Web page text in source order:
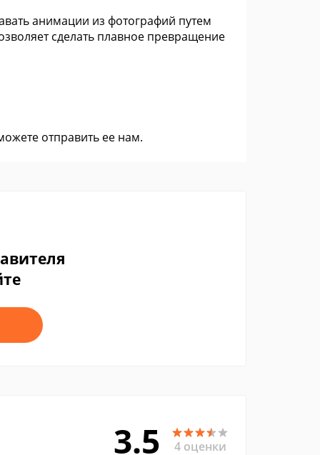
анимации из фотографий путем
сделать плавное превращение
отправить ее нам.
3.5 4 оценки